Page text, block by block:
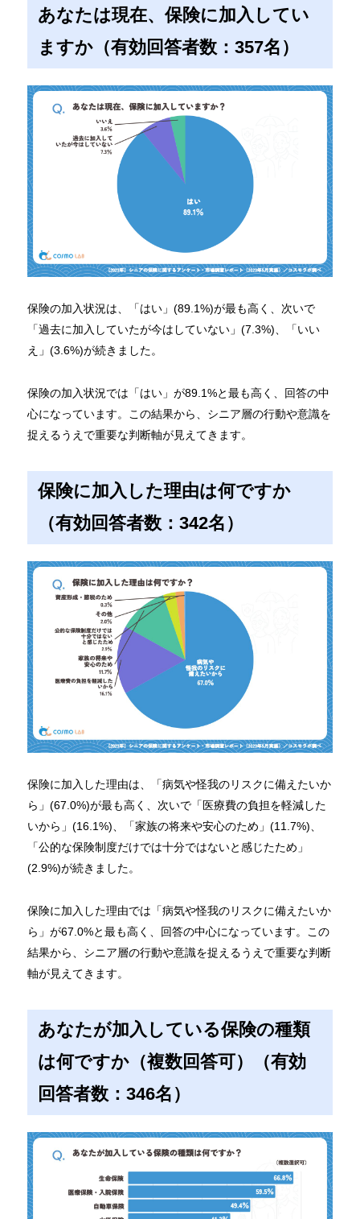
あなたは現在、保険に加入してい
ますか（有効回答者数：357名）
保険の加入状況は、「はい」(89.1%)が最も高く、次いで
「過去に加入していたが今はしていない」(7.3%)、「いい
え」(3.6%)が続きました。
保険の加入状況では「はい」が89.1%と最も高く、回答の中
心になっています。この結果から、シニア層の行動や意識を
捉えるうえで重要な判断軸が見えてきます。
保険に加入した理由は何ですか
（有効回答者数：342名）
保険に加入した理由は、「病気や怪我のリスクに備えたいか
ら」(67.0%)が最も高く、次いで「医療費の負担を軽減した
いから」(16.1%)、「家族の将来や安心のため」(11.7%)、
「公的な保険制度だけでは十分ではないと感じたため」
(2.9%)が続きました。
保険に加入した理由では「病気や怪我のリスクに備えたいか
ら」が67.0%と最も高く、回答の中心になっています。この
結果から、シニア層の行動や意識を捉えるうえで重要な判断
軸が見えてきます。
あなたが加入している保険の種類
は何ですか（複数回答可）（有効
回答者数：346名）